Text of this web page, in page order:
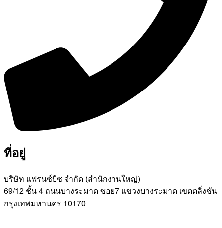
ที่อยู่
บริษัท แฟรนซ์บิซ จํากัด (สํานักงานใหญ่)
69/12 ชั้น 4 ถนนบางระมาด ซอย7 แขวงบางระมาด เขตตลิ่งชัน
กรุงเทพมหานคร 10170